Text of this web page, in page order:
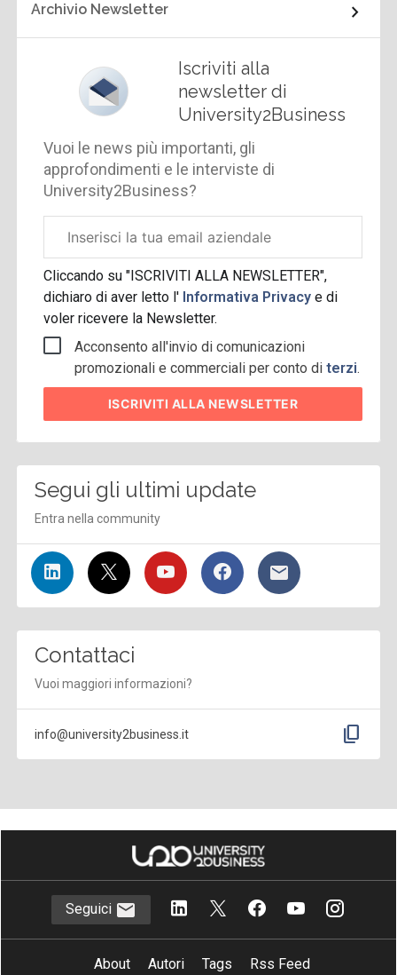
Archivio Newsletter
Iscriviti alla
newsletter di
University2Business
Vuoi le news più importanti, gli
approfondimenti e le interviste di
University2Business?
aziendale
Cliccando su "ISCRIVITI ALLA NEWSLETTER",
dichiaro di aver letto l' Informativa Privacye di
voler ricevere la Newsletter.
Acconsento all'invio di comunicazioni
promozionali e commerciali per conto diterzi.
ISCRIVITI ALLA NEWSLETTER
Segui gli ultimi update
Entra nella community
Contattaci
Vuoi maggiori informazioni?
info@university2business.it content_copy
Seguici
About Autori Tags
Rss Feed